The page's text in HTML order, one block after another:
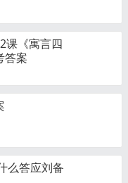
课《寓言四
答案
么答应刘备